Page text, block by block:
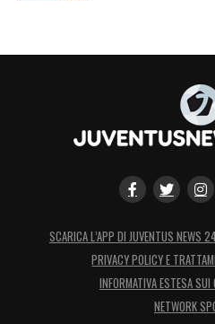
SCARICA L’APP DI JUVENTUS NEWS
PRIVACY POLICY E
INFORMATIVA ESTESA SUI
NETWORK